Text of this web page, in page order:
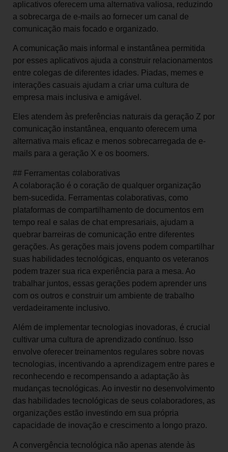
aplicativos oferecem uma alternativa valiosa, reduzindo
a sobrecarga de e-mails ao fornecer um canal de
comunicação mais focado e organizado.
A comunicação mais informal e instantânea permitida
por esses aplicativos ajuda a construir relacionamentos
entre colegas de diferentes idades. Piadas, memes e
interações casuais ajudam a criar uma cultura de
empresa mais inclusiva e amigável.
Eles atendem às preferências naturais da geração Z por
comunicação instantânea, enquanto oferecem uma
alternativa mais eficaz e menos sobrecarregada de e-
mails para a geração X e os boomers.
## Ferramentas colaborativas
A colaboração é o coração de qualquer organização
bem-sucedida. Ferramentas colaborativas, como
plataformas de compartilhamento de documentos em
tempo real e salas de chat empresariais, ajudam a
quebrar barreiras de comunicação entre diferentes
gerações. As gerações mais jovens podem compartilhar
suas habilidades tecnológicas, enquanto os veteranos
podem trazer sua rica experiência para a mesa. Ao
trabalhar juntos, essas gerações podem aprender uns
com os outros e construir um ambiente de trabalho
verdadeiramente inclusivo.
Além de implementar tecnologias inovadoras, é crucial
cultivar uma cultura de aprendizado contínuo. Isso
envolve oferecer treinamentos regulares sobre novas
tecnologias, incentivando a aprendizagem entre pares e
reconhecendo e recompensando a adaptação às
mudanças tecnológicas. Ao investir no desenvolvimento
das habilidades tecnológicas de seus colaboradores, as
organizações estão investindo em sua própria
capacidade de inovação e crescimento a longo prazo.
A convergência tecnológica não apenas atende às